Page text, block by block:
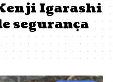
Igarashi
segurança